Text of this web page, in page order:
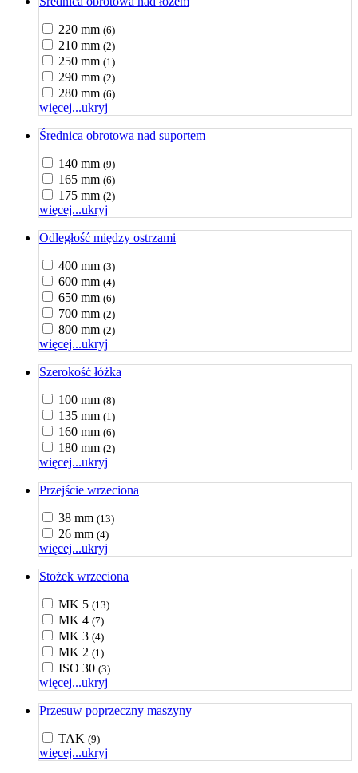
220 mm (6)
210 mm (2)
250 mm (1)
290 mm (2)
280 mm (6)
więcej...ukryj
Średnica obrotowa nad suportem
140 mm (9)
165 mm (6)
175 mm (2)
więcej...ukryj
Odległość między ostrzami
400 mm (3)
600 mm (4)
650 mm (6)
700 mm (2)
800 mm (2)
więcej...ukryj
Szerokość łóżka
100 mm (8)
135 mm (1)
160 mm (6)
180 mm (2)
więcej...ukryj
Przejście wrzeciona
38 mm (13)
26 mm (4)
więcej...ukryj
Stożek wrzeciona
MK 5 (13)
MK 4 (7)
MK 3 (4)
MK 2 (1)
ISO 30 (3)
więcej...ukryj
Przesuw poprzeczny maszyny
TAK (9)
więcej...ukryj